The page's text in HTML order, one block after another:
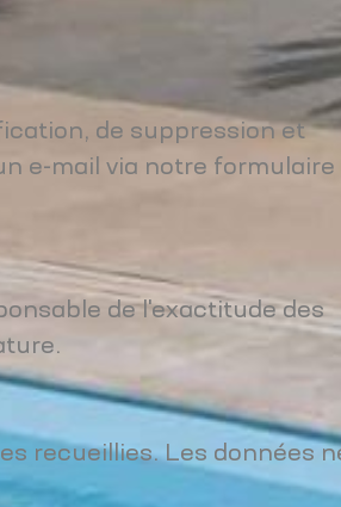
de suppression et
e-mail via notre formulaire
de l'exactitude des
recueillies. Les données